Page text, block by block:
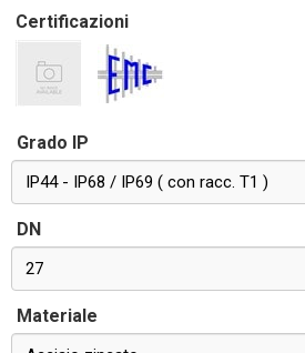
Certificazioni
Grado IP
IP44 - IP68 / IP69 ( con racc. T1 )
DN
27
Materiale